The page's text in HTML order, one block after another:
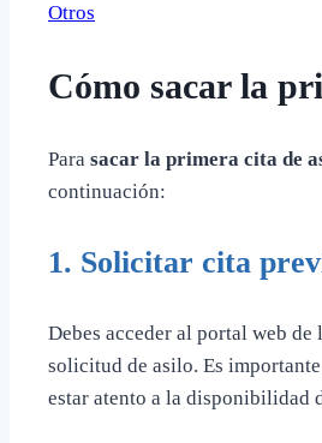
Otros
Cómo sacar la
Para sacar la primera cita de
continuación:
1. Solicitar cita
Debes acceder al portal web
solicitud de asilo. Es
estar atento a la disponibilidad